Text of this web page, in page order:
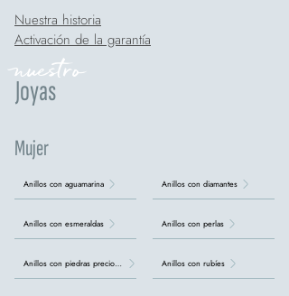
Nuestra historia
Activación de la garantía
nuestro
Joyas
Mujer
Anillos con aguamarina
Anillos con esmeraldas
Anillos con piedras preciosas
Anillos con diamantes
Anillos con perlas
Anillos con rubíes